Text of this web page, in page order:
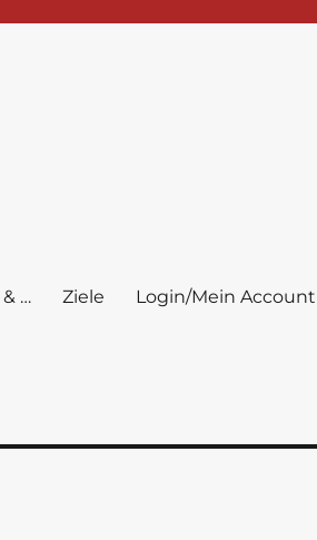
… Ziele Login/Mein Account